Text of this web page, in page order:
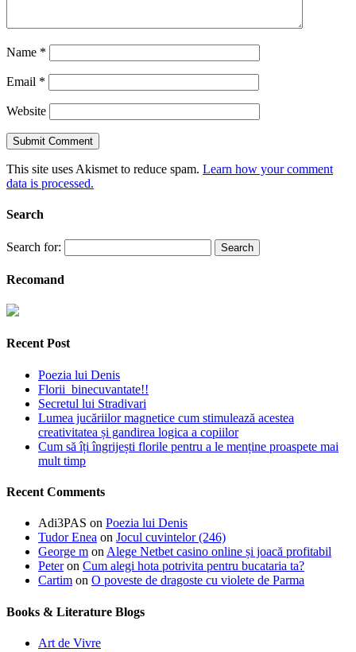
Name *
Email *
Website
This site uses Akismet to reduce spam. Learn how your comment
data is processed.
Search
Search for:
Recomand
Recent Post
Poezia lui Denis
Florii binecuvantate!!
Secretul lui Stradivari
Lumea jucăriilor magnetice cum stimulează acestea
creativitatea și gandirea logica a copiilor
Cum să îți îngrijești florile pentru a le menține proaspete mai
mult timp
Recent Comments
Adi3PAS on Poezia lui Denis
Tudor Enea on Jocul cuvintelor (246)
George m on Alege Netbet casino online și joacă profitabil
Peteron Cum alegi hota potrivita pentru bucataria ta?
Cartim on O poveste de dragoste cu violete de Parma
Books & Literature Blogs
Art de Vivre